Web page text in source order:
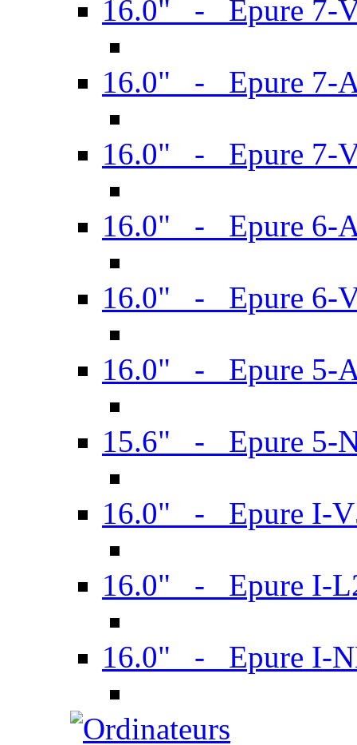
16.0" - Epure 7-
16.0" - Epure 7-
16.0" - Epure 7-
16.0" - Epure 6-
16.0" - Epure 6-
16.0" - Epure 5-
15.6" - Epure 5-
16.0" - Epure I-
16.0" - Epure I-
16.0" - Epure I-